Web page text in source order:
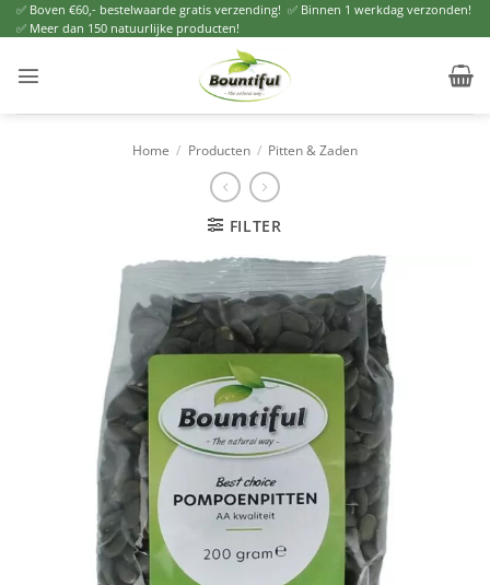
Ga
naar
✅ Boven €60,- bestelwaarde gratis verzending! ✅ Binnen 1 werkdag verzonden!
✅ Meer dan 150 natuurlijke producten!
Home / Producten / Pitten & Zaden
FILTER